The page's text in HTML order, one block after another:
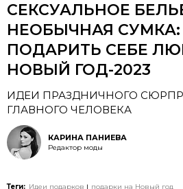
СЕКСУАЛЬНОЕ
НЕОБЫЧНАЯ СУМКА:
ПОДАРИТЬ СЕБЕ
НОВЫЙ ГОД-2023
ИДЕИ ПРАЗДНИЧНОГО
ГЛАВНОГО ЧЕЛОВЕКА
КАРИНА ПАНИЕВА
Редактор моды
Теги: Идеи подарков подарки на Новый год